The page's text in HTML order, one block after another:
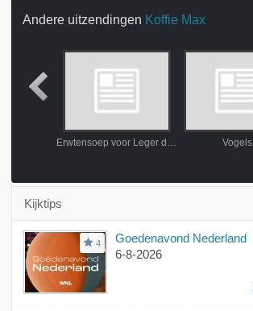
Andere uitzendingen Koffie Max
Erwtensoep voor Leger des Heils Vogels
Kijktips
4
Goedenavond Nederland
6-8-2026